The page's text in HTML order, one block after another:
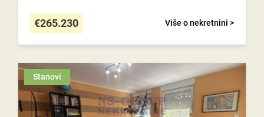
Više o nekretnini >
€265.230
Stanovi